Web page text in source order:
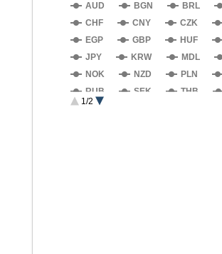
AUD
BGN BRL
CHF
CNY CZK
EGP
GBP HUF
JPY
KRW MDL
NOK
NZD PLN
RUB
SEK THB
1/2